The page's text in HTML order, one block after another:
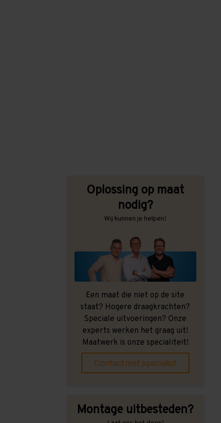
Oplossing op maat
nodig?
Wij kunnen je helpen!
Een maat die niet op de site
staat? Hogere draagkrachten?
Speciale uitvoeringen? Onze
experts werken het graag uit!
Maatwerk is onze specialiteit!
Contact met specialist
Montage uitbesteden?